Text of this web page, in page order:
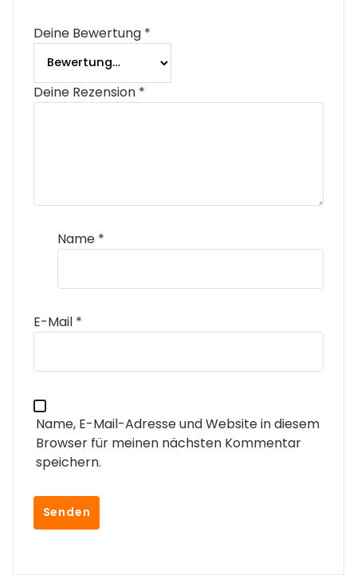
Deine Bewertung *
Deine Rezension *
Name *
E-Mail *
Name, E-Mail-Adresse und Website in diesem
Browser für meinen nächsten Kommentar
speichern.